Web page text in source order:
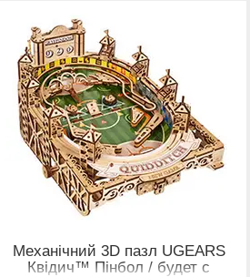
Механічний 3D пазл UGEARS
Квідич™ Пінбол / будет с